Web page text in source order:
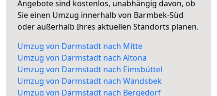
Angebote sind kostenlos, unabhängig davon, ob
Sie einen Umzug innerhalb von Barmbek-Süd
oder außerhalb Ihres aktuellen Standorts planen.
Umzug von Darmstadt nach Mitte
Umzug von Darmstadt nach Altona
Umzug von Darmstadt nach Eimsbüttel
Umzug von Darmstadt nach Wandsbek
Umzug von Darmstadt nach Bergedorf